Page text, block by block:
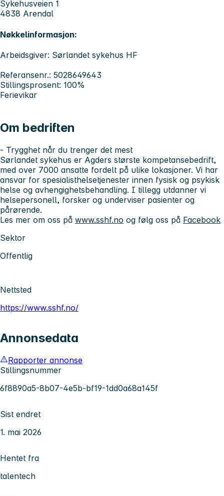
Sykehusveien 1
4838 Arendal
Nøkkelinformasjon:
Arbeidsgiver: Sørlandet sykehus HF
Referansenr.: 5028649643
Stillingsprosent: 100%
Ferievikar
Om bedriften
- Trygghet når du trenger det mest
Sørlandet sykehus er Agders største kompetansebedrift,
med over 7000 ansatte fordelt på ulike lokasjoner. Vi har
ansvar for spesialisthelsetjenester innen fysisk og psykisk
helse og avhengighetsbehandling. I tillegg utdanner vi
helsepersonell, forsker og underviser pasienter og
pårørende.
Les mer om oss på www.sshf.no og følg oss på Facebook
Sektor
Offentlig
Nettsted
https://www.sshf.no/
Annonsedata
Rapporter annonse
Stillingsnummer
6f8890a5-8b07-4e5b-bf19-1dd0a68a145f
Sist endret
1. mai 2026
Hentet fra
talentech